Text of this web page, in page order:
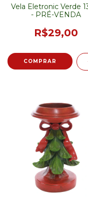
Vela Eletronic Verde
- PRÉ-VENDA
R$29,00